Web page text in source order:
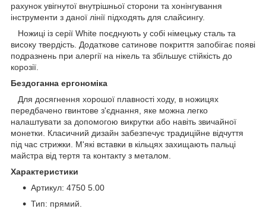
рахунок увігнутої внутрішньої сторони та хонінгування
інструменти з даної лінії підходять для слайсингу.
Ножиці із серії White поєднують у собі німецьку сталь та
високу твердість. Додаткове сатинове покриття запобігає появі
подразнень при алергії на нікель та збільшує стійкість до
корозії.
Бездоганна ергономіка
Для досягнення хорошої плавності ходу, в ножицях
передбачено гвинтове з'єднання, яке можна легко
налаштувати за допомогою викрутки або навіть звичайної
монетки. Класичний дизайн забезпечує традиційне відчуття
під час стрижки. М'які вставки в кільцях захищають пальці
майстра від тертя та контакту з металом.
Характеристики
Артикул: 4750 5.00
Тип: прямий.